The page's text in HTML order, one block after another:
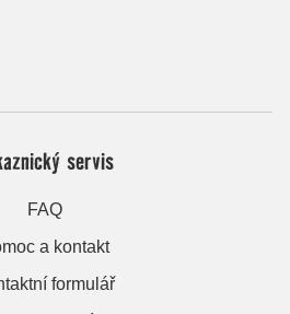
servis
FAQ
a kontakt
formulář